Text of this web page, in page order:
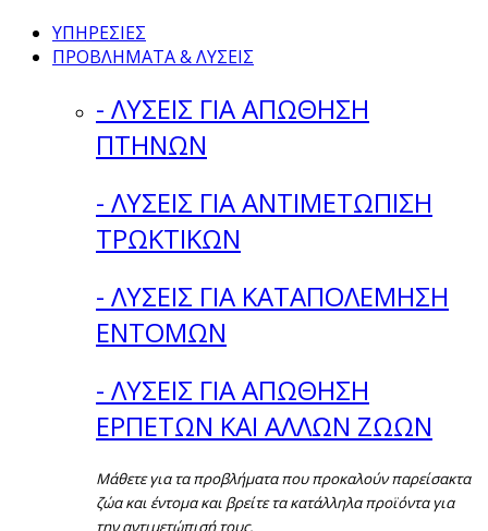
ΥΠΗΡΕΣΙΕΣ
ΠΡΟΒΛΗΜΑΤΑ & ΛΥΣΕΙΣ
- ΛΥΣΕΙΣ ΓΙΑ ΑΠΩΘΗΣΗ
ΠΤΗΝΩΝ
- ΛΥΣΕΙΣ ΓΙΑ ΑΝΤΙΜΕΤΩΠΙΣΗ
ΤΡΩΚΤΙΚΩΝ
- ΛΥΣΕΙΣ ΓΙΑ ΚΑΤΑΠΟΛΕΜΗΣΗ
ΕΝΤΟΜΩΝ
- ΛΥΣΕΙΣ ΓΙΑ ΑΠΩΘΗΣΗ
ΕΡΠΕΤΩΝ ΚΑΙ ΑΛΛΩΝ ΖΩΩΝ
Μάθετε για τα προβλήματα που προκαλούν παρείσακτα
ζώα και έντομα και βρείτε τα κατάλληλα προϊόντα για
την αντιμετώπισή τους.